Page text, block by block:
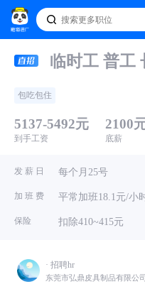
临时工 普工
包吃包住
5137-5492元
到手工资
2100
底薪
发 薪 日 每个月25号
加 班 费 平常加班18.1元/小
保险 扣除410~415元
· 招聘hr
东莞市弘鼎皮具制品有限公司